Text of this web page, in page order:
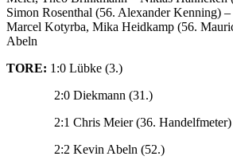
Simon Rosenthal (56. Alexander Kenning)
Marcel Kotyrba, Mika Heidkamp (56.
Abeln
TORE: 1:0 Lübke (3.)
2:0 Diekmann (31.)
2:1 Chris Meier (36. Handelfmeter)
2:2 Kevin Abeln (52.)